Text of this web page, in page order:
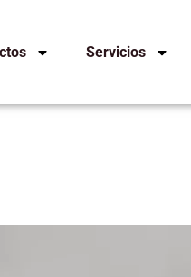
Servicios